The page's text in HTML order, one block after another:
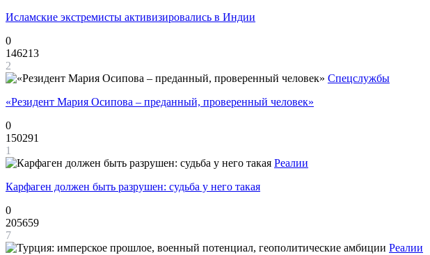
Исламские экстремисты активизировались в Индии
0
146213
2
Спецслужбы
«Резидент Мария Осипова – преданный, проверенный человек»
0
150291
1
Реалии
Карфаген должен быть разрушен: судьба у него такая
0
205659
7
Реалии